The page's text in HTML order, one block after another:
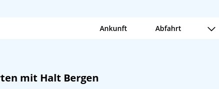
Ankunft Abfahrt
mit Halt Bergen